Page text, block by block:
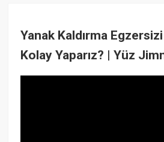
Yanak Kaldırma Egzersizi
Kolay Yaparız? | Yüz